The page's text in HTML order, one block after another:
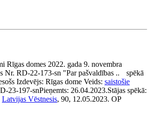
Rīgas domes 2022. gada 9. novembra
Nr. RD-22-173-sn "Par pašvaldības ..
spēkā
Izdevējs: Rīgas dome Veids: saistošie
23-197-snPieņemts: 26.04.2023.Stājas spēkā:
Latvijas Vēstnesis, 90, 12.05.2023. OP